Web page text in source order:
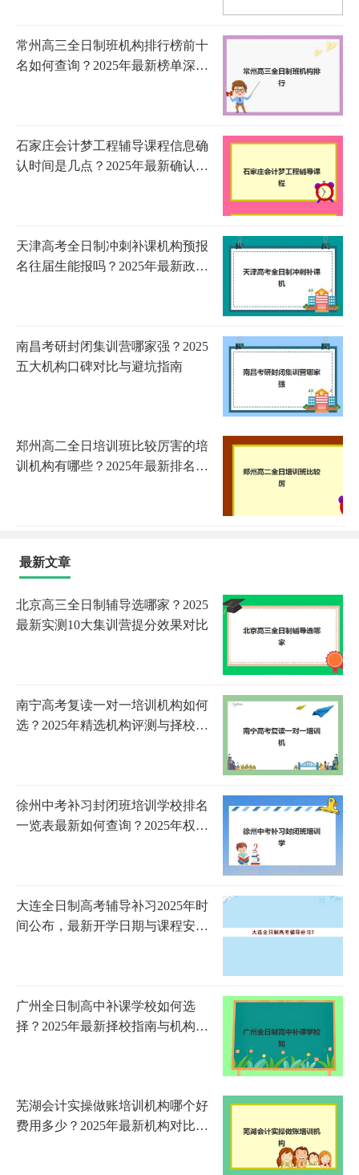
常州高三全日制班机构排行榜前十
名如何查询？2025年最新榜单深度
石家庄会计梦工程辅导课程信息确
认时间是几点？2025年最新确认时
天津高考全日制冲刺补课机构预报
名往届生能报吗？2025年最新政策
南昌考研封闭集训营哪家强？2025
五大机构口碑对比与避坑指南
郑州高二全日培训班比较厉害的培
训机构有哪些？2025年最新排名、
最新文章
北京高三全日制辅导选哪家？2025
最新实测10大集训营提分效果对比
南宁高考复读一对一培训机构如何
选？2025年精选机构评测与择校全
徐州中考补习封闭班培训学校排名
一览表最新如何查询？2025年权威
大连全日制高考辅导补习2025年时
间公布，最新开学日期与课程安排
广州全日制高中补课学校如何选
择？2025年最新择校指南与机构对
芜湖会计实操做账培训机构哪个好
费用多少？2025年最新机构对比与